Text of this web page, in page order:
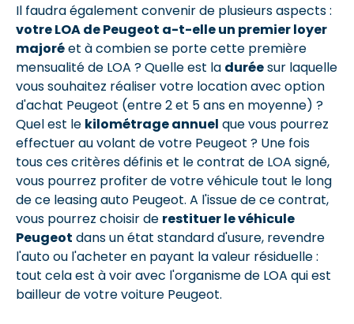
Il faudra également convenir de plusieurs aspects :
votre LOA de Peugeot a-t-elle un premier loyer
majoréet à combien se porte cette première
mensualité de LOA ? Quelle est la duréesur laquelle
vous souhaitez réaliser votre location avec option
d'achat Peugeot (entre 2 et 5 ans en moyenne) ?
Quel est le kilométrage annuel que vous pourrez
effectuer au volant de votre Peugeot ? Une fois
tous ces critères définis et le contrat de LOA signé,
vous pourrez profiter de votre véhicule tout le long
de ce leasing auto Peugeot. A l'issue de ce contrat,
vous pourrez choisir de restituer le véhicule
Peugeot dans un état standard d'usure, revendre
l'auto ou l'acheter en payant la valeur résiduelle :
tout cela est à voir avec l'organisme de LOA qui est
bailleur de votre voiture Peugeot.